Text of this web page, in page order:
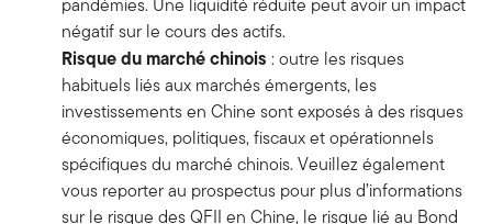
négatif sur le cours des actifs.
Risque du marché chinois : outre les risques
habituels liés aux marchés émergents, les
investissements en Chine sont exposés à des risques
économiques, politiques, fiscaux et opérationnels
spécifiques du marché chinois. Veuillez également
vous reporter au prospectus pour plus d’informations
sur le risque des QFII en Chine, le risque lié au Bond